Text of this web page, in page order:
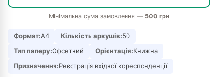
Мінімальна сума замовлення — 500 грн
Формат:А4 Кількість аркушів:50
Тип паперу:Офсетний Орієнтація:Книжна
Призначення:Реєстрація вхідної кореспонденції